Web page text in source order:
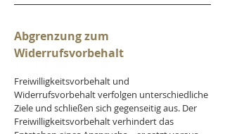
Abgrenzung zum
Widerrufsvorbehalt
Freiwilligkeitsvorbehalt und
Widerrufsvorbehalt verfolgen unterschiedliche
Ziele und schließen sich gegenseitig aus. Der
Freiwilligkeitsvorbehalt verhindert das